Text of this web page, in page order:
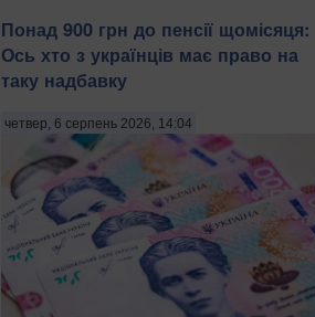
Понад 900 грн до пенсії щомісяця:
Ось хто з українців має право на
таку надбавку
четвер, 6 серпень 2026, 14:04